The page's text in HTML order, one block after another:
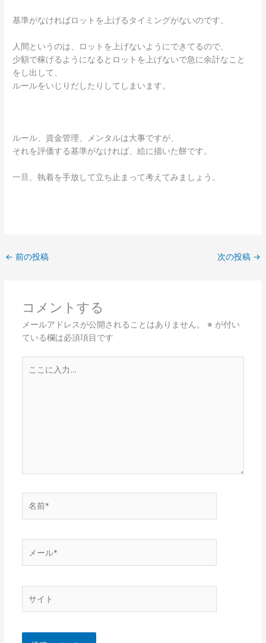
基準がなければロットを上げるタイミングがないのです。
人間というのは、ロットを上げないようにできてるので、
少額で稼げるようになるとロットを上げないで急に余計なこと
をし出して、
ルールをいじりだしたりしてしまいます。
ルール、資金管理、メンタルは大事ですが、
それを評価する基準がなければ、絵に描いた餅です。
一旦、執着を手放して立ち止まって考えてみましょう。
← 前の投稿 次の投稿 →
コメントする
メールアドレスが公開されることはありません。 ※ が付い
ている欄は必須項目です
ー
*